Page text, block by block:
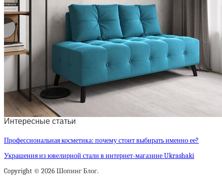
Интересные статьи
Профессиональная косметика: почему стоит выбирать именно ее?
Украшения из ювелирной стали в интернет-магазине Ukrashaki
Copyright © 2026 Шопинг Блог.